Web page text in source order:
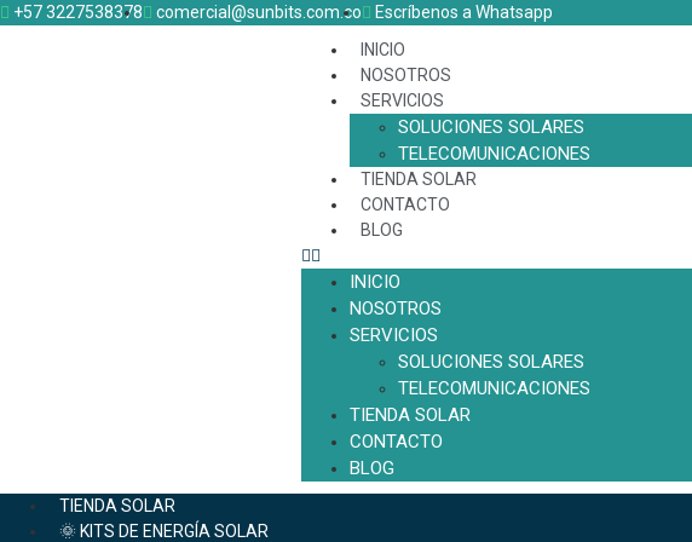
+57 3227538378 comercial@sunbits.com.co
Escríbenos a Whatsapp
INICIO
NOSOTROS
SERVICIOS
SOLUCIONES SOLARES
TELECOMUNICACIONES
TIENDA SOLAR
CONTACTO
BLOG
INICIO
NOSOTROS
SERVICIOS
SOLUCIONES SOLARES
TELECOMUNICACIONES
TIENDA SOLAR
CONTACTO
BLOG
TIENDA SOLAR
🌞 KITS DE ENERGÍA SOLAR